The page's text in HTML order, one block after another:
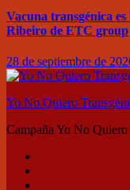
Vacuna transgénica
Ribeiro de ETC group
28 de septiembre de
Yo No Quiero
Campaña Yo No